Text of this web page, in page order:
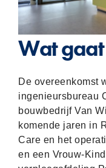
Wat
De overeenkomst
ingenieursbureau
bouwbedrijf Van
komende jaren in
Care en het
en een Vrouw-